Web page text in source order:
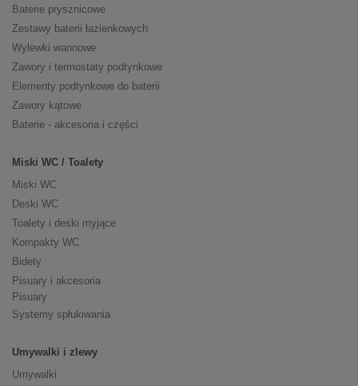
Baterie prysznicowe
Zestawy baterii łazienkowych
Wylewki wannowe
Zawory i termostaty podtynkowe
Elementy podtynkowe do baterii
Zawory kątowe
Baterie - akcesoria i części
Miski WC / Toalety
Miski WC
Deski WC
Toalety i deski myjące
Kompakty WC
Bidety
Pisuary i akcesoria
Pisuary
Systemy spłukiwania
Umywalki i zlewy
Umywalki